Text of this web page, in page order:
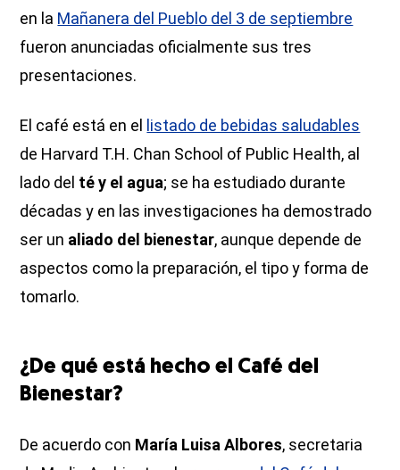
en la Mañanera del Pueblo del 3 de septiembre
fueron anunciadas oficialmente sus tres
presentaciones.
El café está en el listado de bebidas saludables
de Harvard T.H. Chan School of Public Health, al
lado del té y el agua; se ha estudiado durante
décadas y en las investigaciones ha demostrado
ser un aliado del bienestar, aunque depende de
aspectos como la preparación, el tipo y forma de
tomarlo.
¿De qué está hecho el Café del
Bienestar?
De acuerdo con María Luisa Albores, secretaria